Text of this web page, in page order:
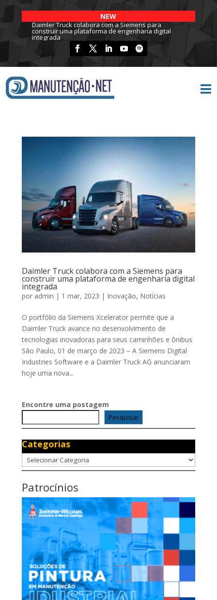
NEW
Daimler Truck colabora com a Siemens para
construir uma plataforma de engenharia digital
integrada

Daimler Truck colabora com a Siemens para
construir uma plataforma de engenharia digital
integrada
por admin | 1 mar, 2023 | Inovação, Notícias
O portfólio da Siemens Xcelerator permite que a
Daimler Truck avance no desenvolvimento de
tecnologias inovadoras para seus caminhões e ônibus
São Paulo, 01 de março de 2023 – A Siemens Digital
Industries Software e a Daimler Truck AG anunciaram
hoje uma nova...
Encontre uma postagem
Pesquisar
Categorias
Categorias
Patrocínios